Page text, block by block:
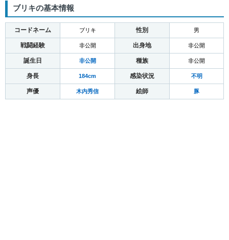
ブリキの基本情報
コードネーム ブリキ 性別 男
戦闘経験 非公開 出身地 非公開
誕生日 非公開 種族 非公開
身長 184cm 感染状況 不明
声優 木内秀信 絵師 豚